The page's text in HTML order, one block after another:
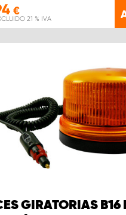
€
21 % IVA
GIRATORIAS B16